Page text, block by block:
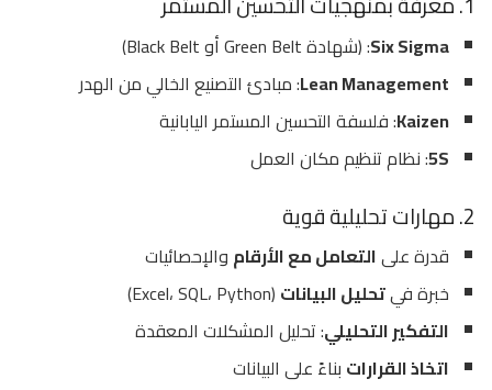
Six Sigma: (شهادة Green Belt أو Black Belt)
Lean Management: مبادئ التصنيع الخالي من الهدر
Kaizen: فلسفة التحسين المستمر اليابانية
5S: نظام تنظيم مكان العمل
2. مهارات تحليلية قوية
قدرة علىالتعامل مع الأرقام والإحصائيات
خبرة فيتحليل البيانات (Excel، SQL، Python)
التفكير التحليلي: تحليل المشكلات المعقدة
اتخاذ القرارات بناءً على البيانات